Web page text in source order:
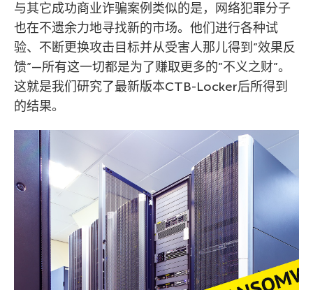
与其它成功商业诈骗案例类似的是，网络犯罪分子
也在不遗余力地寻找新的市场。他们进行各种试
验、不断更换攻击目标并从受害人那儿得到”效果反
馈”—所有这一切都是为了赚取更多的”不义之财”。
这就是我们研究了最新版本CTB-Locker后所得到
的结果。